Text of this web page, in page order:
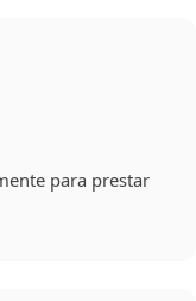
para prestar